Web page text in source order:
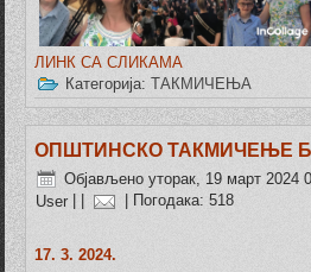
ЛИНК СА СЛИКАМА
Категорија:ТАКМИЧЕЊА
ОПШТИНСКО ТАКМИЧЕЊЕ
Објављено уторак, 19 март 2024
User| | Погодака: 518
17. 3. 2024.